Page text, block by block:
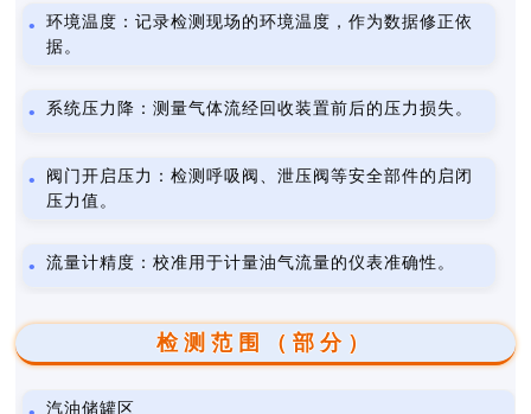
环境温度：记录检测现场的环境温度，作为数据修正依
据。
系统压力降：测量气体流经回收装置前后的压力损失。
阀门开启压力：检测呼吸阀、泄压阀等安全部件的启闭
压力值。
流量计精度：校准用于计量油气流量的仪表准确性。
检测范围（部分）
汽油储罐区